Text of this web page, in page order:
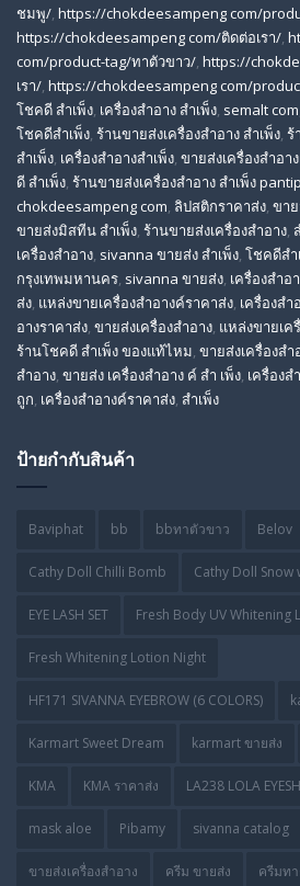
ชมพู/, https://chokdeesampeng com/
https://chokdeesampeng com/ติดต่อเรา/,
com/product-tag/ทาตัวขาว/, https://
เรา/, https://chokdeesampeng com/
โชคดี สําเพ็ง, เครื่องสำอาง สำเพ็ง, semalt com
โชคดีสำเพ็ง, ร้านขายส่งเครื่องสําอาง สําเพ็ง, ร้
สําเพ็ง, เครื่องสำอางสำเพ็ง, ขายส่งเครื่องสำอา
ดี สําเพ็ง, ร้านขายส่งเครื่องสําอาง สําเพ็ง pantip
chokdeesampeng com, ลิปสติกราคาส่ง, ขาย
ขายส่งมิสทีน สําเพ็ง, ร้านขายส่งเครื่องสำอาง,
เครื่องสำอาง, sivanna ขายส่ง สําเพ็ง, โชคดีสำ
กรุงเทพมหานคร, sivanna ขายส่ง, เครื่องสําอ
ส่ง, แหล่งขายเครื่องสําอางค์ราคาส่ง, เครื่องสํา
อางราคาส่ง, ขายส่งเครื่องสําอาง, แหล่งขายเค
ร้านโชคดี สําเพ็ง ของแท้ไหม, ขายส่งเครื่องสํ
สําอาง, ขายส่ง เครื่องสำอาง ค์ สำ เพ็ง, เครื่องส
ถูก, เครื่องสำอางค์ราคาส่ง, สำเพ็ง
ป้ายกำกับสินค้า
Baviphat bb bbทาตัวขาว Belov
Cathy Doll Chilli Bomb Cathy Doll Snow
EYE LASH SET Fresh Body UV Whitening
Fresh Whitening Lotion Night
HF171 SIVANNA EYEBROW (6 COLORS)
Karmart Sweet Dream karmart ขายส่ง
KMA KMA ราคาส่ง LA238 LOLA
mask aloe Pibamy sivanna catalog
ขายส่งเครื่องสำอาง ครีม ขายส่ง ครีมท